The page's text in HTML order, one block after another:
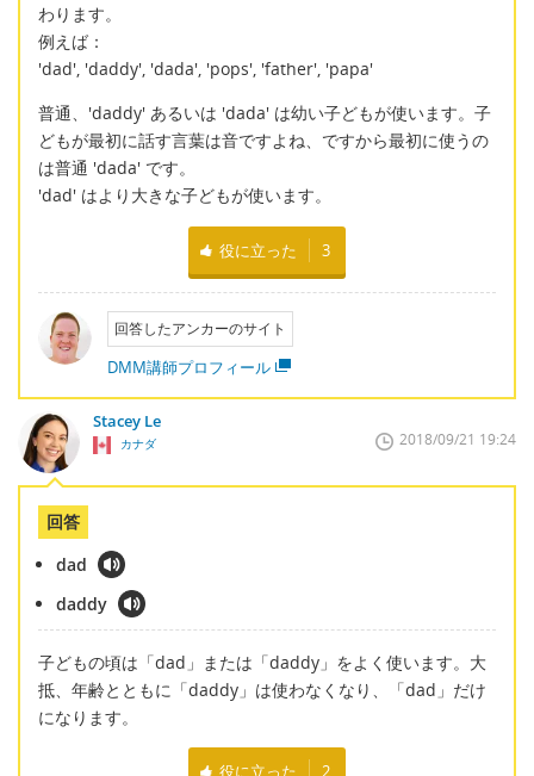
わります。
例えば：
'dad', 'daddy', 'dada', 'pops', 'father', 'papa'
普通、'daddy' あるいは 'dada' は幼い子どもが使います。子
どもが最初に話す言葉は音ですよね、ですから最初に使うの
は普通 'dada' です。
'dad' はより大きな子どもが使います。
役に立った 3
回答したアンカーのサイト
DMM講師プロフィール
Stacey Le
カナダ 2018/09/21 19:24
回答
dad
daddy
子どもの頃は「dad」または「daddy」をよく使います。大
抵、年齢とともに「daddy」は使わなくなり、「dad」だけ
になります。
役に立った 2